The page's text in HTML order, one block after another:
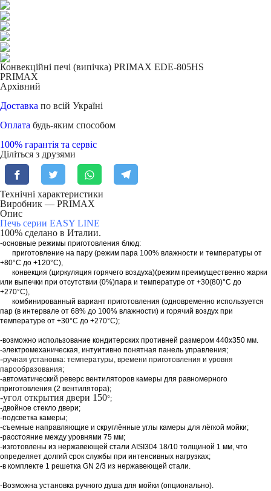
Конвекційні печі (випічка) PRIMAX EDE-805HS
PRIMAX
Архівний
Доставка по всій Україні
Оплата будь-яким способом
100% гарантія та сервіс
Діліться з друзями
Технічні характеристики
Виробник — PRIMAX
Опис
Печь серии EASY LINE
100% сделано в Италии.
-основные режимы приготовления блюд:
приготовление на пару (режим пара 100% влажности и температуры от
+80°С до +120°С),
конвекция (циркуляция горячего воздуха)(режим преимущественно жарки
или выпечки при отсутствии (0%)пара и температуре от +30(80)°С до
+270°C),
комбинированный вариант приготовления (одновременно используется
пар (в интервале от 68% до 100% влажности) и горячий воздух при
температуре от +30°С до +270°C);
-возможно использование кондитерских противней размером 440х350 мм.
-электромеханическая , интуитивно понятная панель управления;
-ручная установка: температуры, времени приготовления и уровня
парообразования;
-автоматический реверс вентиляторов камеры для равномерного
приготовления (2 вентилятора);
-угол открытия двери 150°;
-двойное стекло двери;
-подсветка камеры;
-съемные направляющие и скруглённые углы камеры для лёгкой мойки;
-расстояние между уровнями 75 мм;
-изготовлены из нержавеющей стали AISI304 18/10 толщиной 1 мм, что
определяет долгий срок службы при интенсивных нагрузках;
-в комплекте 1 решетка GN 2/3 из нержавеющей стали.
-Возможна установка ручного душа для мойки (опционально).